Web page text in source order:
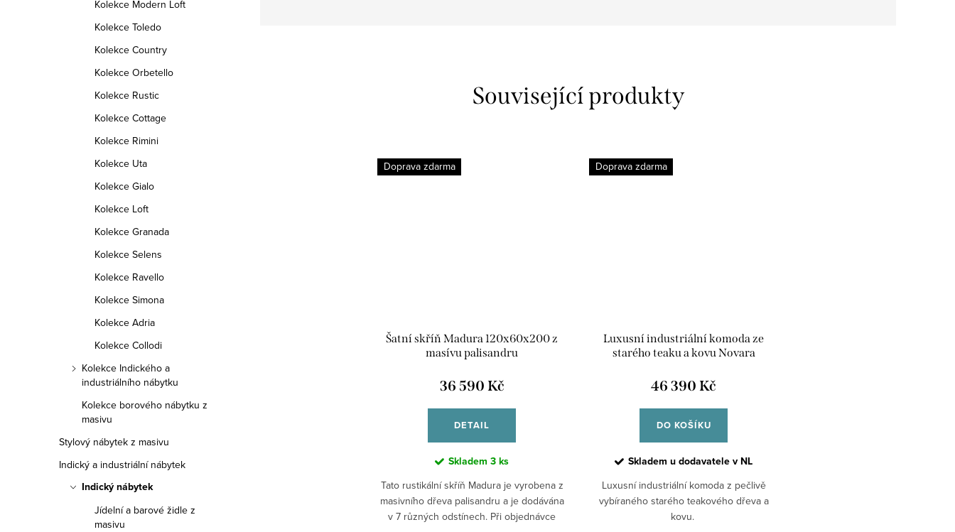
Kolekce Modern Loft
Kolekce Toledo
Kolekce Country
Kolekce Orbetello
Kolekce Rustic
Kolekce Cottage
Kolekce Rimini
Kolekce Uta
Kolekce Gialo
Kolekce Loft
Kolekce Granada
Kolekce Selens
Kolekce Ravello
Kolekce Simona
Kolekce Adria
Kolekce Collodi
Kolekce Indického a
industriálního nábytku
Kolekce borového nábytku z
masivu
Stylový nábytek z masivu
Indický a industriální nábytek
Indický nábytek
Jídelní a barové židle z
masivu
Související produkty
Doprava zdarma
Šatní skříň Madura 120x60x200 z
masívu palisandru
36 590 Kč
DETAIL
Skladem 3 ks
Tato rustikální skříň Madura je vyrobena z
masivního dřeva palisandru a je dodávána
v 7 různých odstínech. Při objednávce
Doprava zdarma
Luxusní industriální komoda ze
starého teaku a kovu Novara
46 390 Kč
DO KOŠÍKU
Skladem u dodavatele v NL
Luxusní industriální komoda z pečlivě
vybíraného starého teakového dřeva a
kovu.